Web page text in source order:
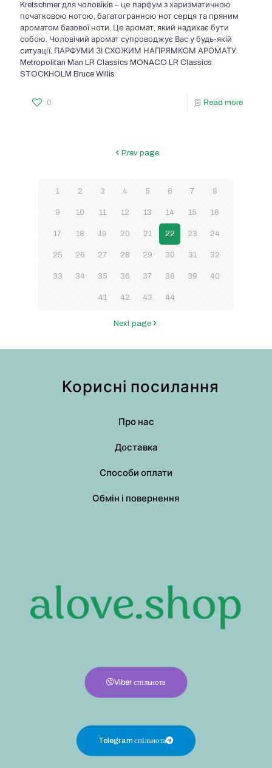
Kretschmer для чоловіків – це парфум з харизматичною
початковою нотою, багатогранною нот серця та пряним
ароматом базової ноти. Це аромат, який надихає бути
собою. Чоловічий аромат супроводжує Вас у будь-якій
ситуації. ПАРФУМИ ЗІ СХОЖИМ НАПРЯМКОМ АРОМАТУ
Metropolitan Man LR Classics MONACO LR Classics
STOCKHOLM Bruce Willis
0 Read more
Prev page
1 2 3 4 5 6 7 8
9 10 11 12 13 14 15 16
17 18 19 20 21 22 23 24
25 26 27 28 29 30 31 32
33 34 35 36 37 38 39 40
41 42 43 44
Next page
Корисні посилання
Про нас
Доставка
Способи оплати
Обмін і повернення
Viber спільнота
Telegram спільнота